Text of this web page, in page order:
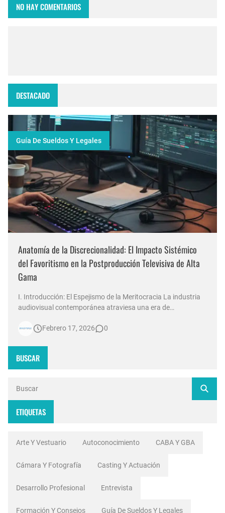
NO HAY COMENTARIOS
DESTACADO
Guía De Sueldos Y Legales
Anatomía de la Discrecionalidad: El Impacto Sistémico
del Favoritismo en la Postproducción Televisiva de Alta
Gama
I. Introducción: El Espejismo de la Meritocracia La industria
audiovisual contemporánea atraviesa una era de
noticias en Argentina invierten millones de dólares en
Febrero 17, 2026 0
BUSCAR
ETIQUETAS
Arte Y Vestuario Autoconocimiento CABA Y GBA
Cámara Y Fotografía Casting Y Actuación
Desarrollo Profesional Entrevista
Formación Y Consejos Guía De Sueldos Y Legales